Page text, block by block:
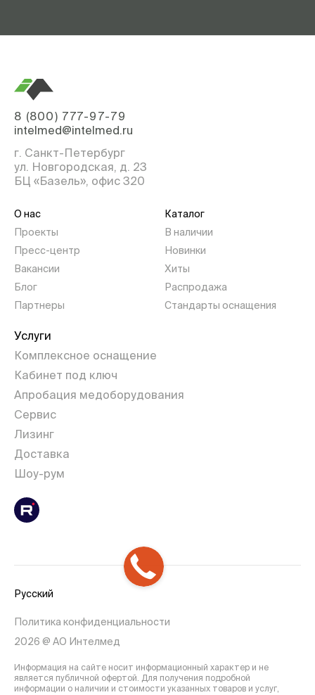
8 (800) 777-97-79
intelmed@intelmed.ru
г. Санкт-Петербург
ул. Новгородская, д. 23
БЦ «Базель», офис 320
О нас
Проекты
Пресс-центр
Вакансии
Блог
Партнеры
Каталог
В наличии
Новинки
Хиты
Распродажа
Стандарты оснащения
Услуги
Комплексное оснащение
Кабинет под ключ
Апробация медоборудования
Сервис
Лизинг
Доставка
Шоу-рум
Русский
Политика конфиденциальности
2026 @ АО Интелмед
Информация на сайте носит информационный характер и не
является публичной офертой. Для получения подробной
информации о наличии и стоимости указанных товаров и услуг,